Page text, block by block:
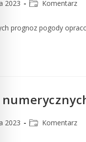
2023 Komentarz
prognoz pogody
2023 Komentarz